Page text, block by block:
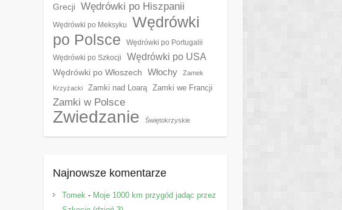
Grecji
Wędrówki po Hiszpanii
Wędrówki po Meksyku
Wędrówki
po Polsce
Wędrówki po Portugalii
Wędrówki po Szkocji Wędrówki po USA
Wędrówki po Włoszech Włochy Zamek
Krzyżacki Zamki nad Loarą Zamki we Francji
Zamki w Polsce
Zwiedzanie Świętokrzyskie
Najnowsze komentarze
Tomek - Moje 1000 km przygód jadąc przez